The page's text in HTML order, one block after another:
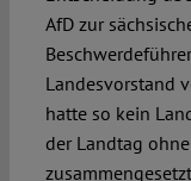
AfD zur
Landesvorstand
hatte so kein
der Landtag